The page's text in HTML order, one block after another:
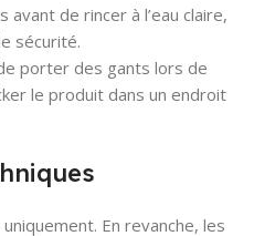
de rincer à l’eau claire,
sécurité.
porter des gants lors de
le produit dans un endroit
En revanche, les